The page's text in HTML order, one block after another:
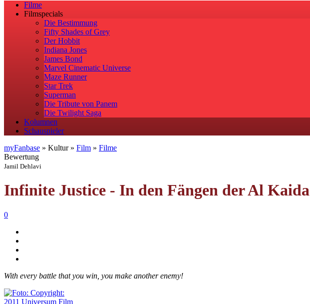
Filme
Filmspecials
Die Bestimmung
Fifty Shades of Grey
Der Hobbit
Indiana Jones
James Bond
Marvel Cinematic Universe
Maze Runner
Star Trek
Superman
Die Tribute von Panem
Die Twilight Saga
Kolumnen
Schauspieler
myFanbase » Kultur » Film » Filme
Bewertung
Jamil Dehlavi
Infinite Justice - In den Fängen der Al Kaida
0
With every battle that you win, you make another enemy!